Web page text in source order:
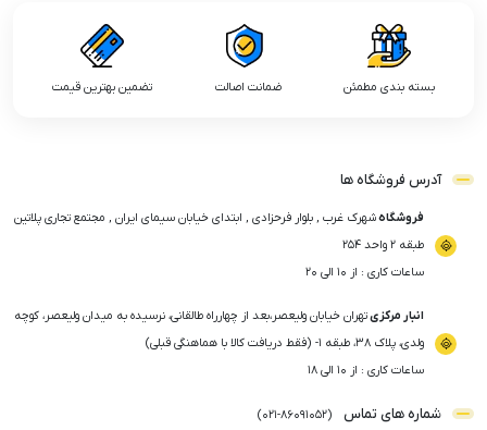
بسته بندی مطمئن ضمانت اصالت تضمین بهترین قیمت
آدرس فروشگاه ها
فروشگاهشهرک غرب , بلوار فرحزادی , ابتدای خیابان سیمای ایران , مجتمع تجاری پلاتین
طبقه ۲ واحد ۲۵۴
ساعات کاری : از ۱۰ الی ۲۰
انبار مرکزیتهران خیابان ولیعصر،بعد از چهارراه طالقانی، نرسیده به میدان ولیعصر، کوچه
ولدی، پلاک ۳۸، طبقه ۱- (فقط دریافت کالا با هماهنگی قبلی)
ساعات کاری : از ۱۰ الی ۱۸
شماره های تماس (
021-86091052
)